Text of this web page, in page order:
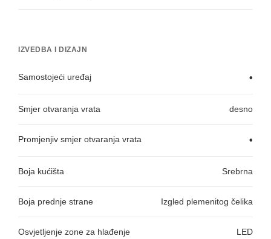
IZVEDBA I DIZAJN
Samostojeći uređaj •
Smjer otvaranja vrata desno
Promjenjiv smjer otvaranja vrata •
Boja kućišta Srebrna
Boja prednje strane Izgled plemenitog čelika
Osvjetljenje zone za hlađenje LED